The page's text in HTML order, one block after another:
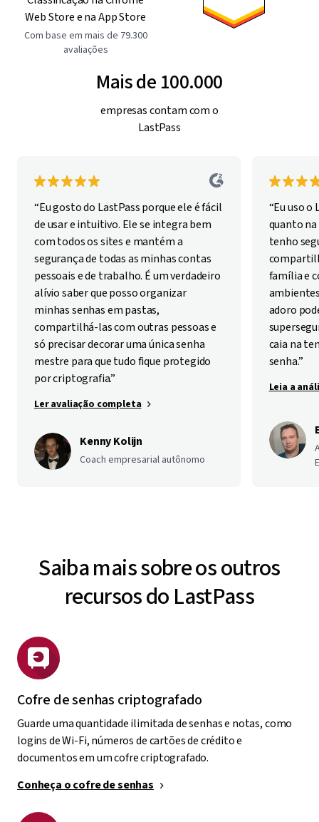
Web Store e na App Store
Com base em mais de 79.300
avaliações
Mais de 100.000
empresas contam com o
LastPass
“Eu gosto do LastPass porque ele é fácil
de usar e intuitivo. Ele se integra bem
com todos os sites e mantém a
segurança de todas as minhas contas
pessoais e de trabalho. É um verdadeiro
alívio saber que posso organizar
minhas senhas em pastas,
compartilhá-las com outras pessoas e
só precisar decorar uma única senha
mestre para que tudo fique protegido
por criptografia.”
Ler avaliação completa
Kenny Kolijn
Coach empresarial autônomo
“Eu uso
quanto na
tenho
família e
adoro
caia na
senha.”
Leia a
Saiba mais sobre os outros
recursos do LastPass
Cofre de senhas criptografado
Guarde uma quantidade ilimitada de senhas e notas, como
logins de Wi-Fi, números de cartões de crédito e
documentos em um cofre criptografado.
Conheça o cofre de senhas